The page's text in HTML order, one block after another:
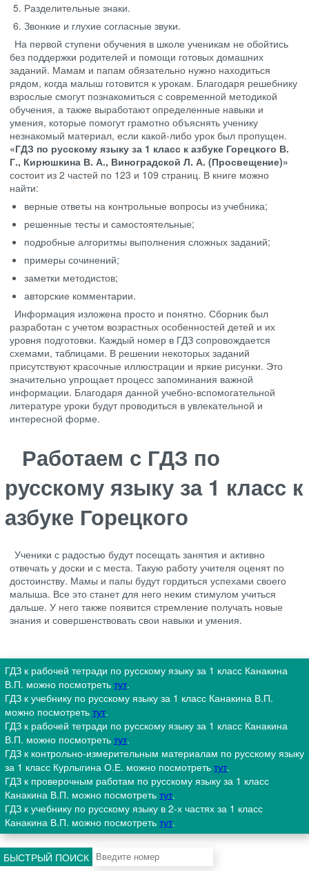
Разделительные знаки.
Звонкие и глухие согласные звуки.
На первой ступени обучения в школе ученикам не обойтись
без поддержки родителей и помощи готовых домашних
заданий. Мамам и папам обязательно нужно находиться
рядом, когда малыш готовится к урокам. Благодаря решебнику
взрослые смогут познакомиться с современной методикой
обучения, а также выработают определенные навыки и
умения, которые помогут грамотно объяснять ученику
незнакомый материал, если какой-либо урок был пропущен.
«ГДЗ по русскому языку за 1 класс к азбуке Горецкого В.
Г., Кирюшкина В. А., Виноградской Л. А. (Просвещение)»
состоит из 2 частей по 123 и 109 страниц. В книге можно
найти:
верные ответы на контрольные вопросы из учебника;
решенные тесты и самостоятельные;
подробные алгоритмы выполнения сложных заданий;
примеры сочинений;
заметки методистов;
авторские комментарии.
Информация изложена просто и понятно. Сборник был
разработан с учетом возрастных особенностей детей и их
уровня подготовки. Каждый номер в ГДЗ сопровождается
схемами, таблицами. В решении некоторых заданий
присутствуют красочные иллюстрации и яркие рисунки. Это
значительно упрощает процесс запоминания важной
информации. Благодаря данной учебно-вспомогательной
литературе уроки будут проводиться в увлекательной и
интересной форме.
Работаем с ГДЗ по
русскому языку за 1 класс к
азбуке Горецкого
Ученики с радостью будут посещать занятия и активно
отвечать у доски и с места. Такую работу учителя оценят по
достоинству. Мамы и папы будут гордиться успехами своего
малыша. Все это станет для него неким стимулом учиться
дальше. У него также появится стремление получать новые
знания и совершенствовать свои навыки и умения.
ГДЗ к рабочей тетради по русскому языку за 1 класс Канакина
В.П. можно посмотреть тут.
ГДЗ к учебнику по русскому языку за 1 класс Канакина В.П.
можно посмотреть тут.
ГДЗ к рабочей тетради по русскому языку за 1 класс Канакина
В.П. можно посмотреть тут.
ГДЗ к контрольно-измерительным материалам по русскому языку
за 1 класс Курлыгина О.Е. можно посмотреть тут.
ГДЗ к проверочным работам по русскому языку за 1 класс
Канакина В.П. можно посмотреть тут.
ГДЗ к учебнику по русскому языку в 2-х частях за 1 класс
Канакина В.П. можно посмотреть тут.
БЫСТРЫЙ ПОИСК